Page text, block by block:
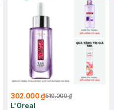
302.000 ₫519.000 ₫
L'Oreal